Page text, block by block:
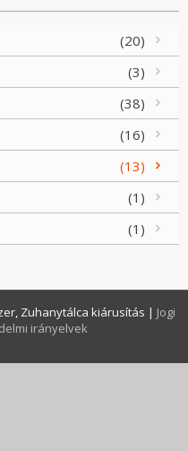
(20)
(3)
(38)
(16)
(13)
(1)
(1)
Zuhanytálca kiárusítás | Jogi
irányelvek